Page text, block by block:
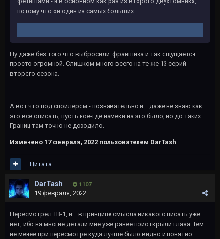
потому что он один из самых больших.
Ну даже без того что выбросили, франшиза и так ощущается
просто огромной. Слишком много всего на те же 13 серий
второго сезона.
А вот что под спойлером - познавательно и... даже не знаю как
это все описать, пусть кое-где намеки на это было, но до таких
Границ там точно не доходило.
Изменено 17 февраля, 2022 пользователем DarTash
Цитата
DarTash 1 107
19 февраля, 2022
Пересмотрел ТВ-1, и… в принципе смысла никакого писать уже
нет, ибо на многие детали мне уже ранее приоткрыли глаза. Тем
не менее при пересмотре куда лучше было видно и понятно